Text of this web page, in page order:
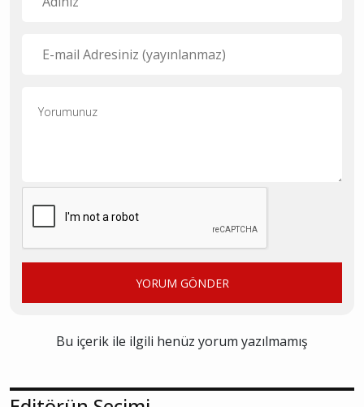
YORUM GÖNDER
Bu içerik ile ilgili henüz yorum yazılmamış